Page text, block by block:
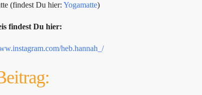
(findest Du hier: Yogamatte)
findest Du hier:
heb.hannah_/